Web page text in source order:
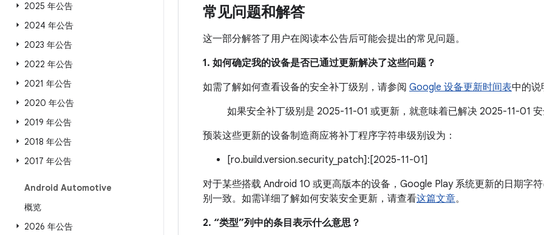
2025 年公告
2024 年公告
2023 年公告
2022 年公告
2021 年公告
2020 年公告
2019 年公告
2018 年公告
2017 年公告
Android Automotive
概览
2026 年公告
常见问题和解答
这一部分解答了用户在阅读本公告后可能会提出的常见问题。
1. 如何确定我的设备是否已通过更新解决了这些问题？
如需了解如何查看设备的安全补丁级别，请参阅 Google 设备更新时间表中的说
如果安全补丁级别是 2025-11-01 或更新，就意味着已解决 2025-11-01
预装这些更新的设备制造商应将补丁程序字符串级别设为：
[ro.build.version.security_patch]:[2025-11-01]
对于某些搭载 Android 10 或更高版本的设备，Google Play 系统更新的日期字
别一致。如需详细了解如何安装安全更新，请查看这篇文章。
2. “类型”列中的条目表示什么意思？